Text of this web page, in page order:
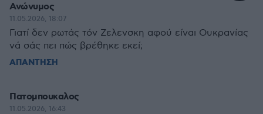
Ανώνυμος
11.05.2026, 18:07
Γιατί δεν ρωτάς τόν Ζελενσκη αφού είναι Ουκρανίας
νά σάς πει πώς βρέθηκε εκεί;
ΑΠΑΝΤΗΣΗ
Πατομπουκαλος
11.05.2026, 16:43